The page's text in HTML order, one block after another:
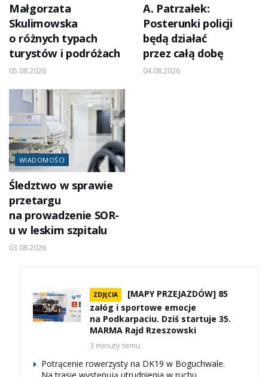
Małgorzata
Skulimowska
o różnych typach
turystów i podróżach
05.08.2026
A. Patrzałek:
Posterunki policji
będą działać
przez całą dobę
04.08.2026
WIADOMOŚCI
Śledztwo w sprawie
przetargu
na prowadzenie SOR-
u w leskim szpitalu
03.08.2026
ZDJĘCIA
[MAPY PRZEJAZDÓW] 85
załóg i sportowe emocje
na Podkarpaciu. Dziś startuje 35.
MARMA Rajd Rzeszowski
3 minuty temu
Potrącenie rowerzysty na DK19 w Boguchwale.
Na trasie występują utrudnienia w ruchu